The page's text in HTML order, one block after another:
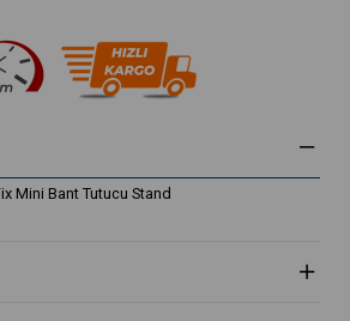
Mini Bant Tutucu Stand